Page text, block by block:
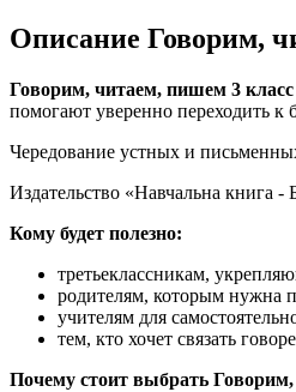
Описание Говорим,
Говорим, читаем, пишем 3 класс
помогают уверенно переходить к
Чередование устных и
Издательство «Навчальна книга
Кому будет полезно:
третьеклассникам,
родителям, которым нужна
учителям для
тем, кто хочет связать
Почему стоит выбрать